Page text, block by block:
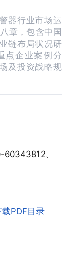
器行业市场运
章，包含中国
链布局状况研
点企业案例分
及投资战略规
、
载PDF目录